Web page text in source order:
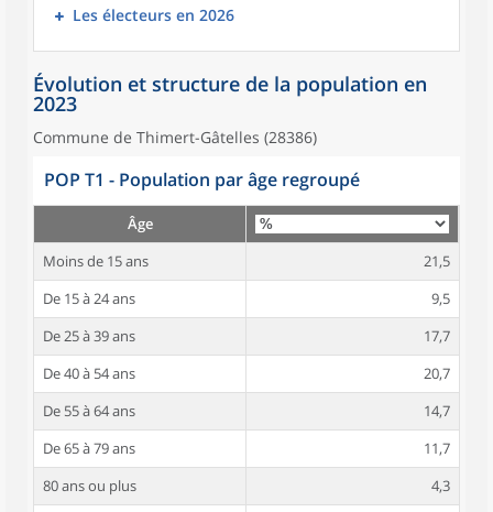
Les électeurs en 2026
Évolution et structure de la population en
2023
Commune de Thimert-Gâtelles (28386)
POP T1 - Population par âge regroupé
Âge
Moins de 15 ans
21,5
De 15 à 24 ans
9,5
De 25 à 39 ans
17,7
De 40 à 54 ans
20,7
De 55 à 64 ans
14,7
De 65 à 79 ans
11,7
80 ans ou plus
4,3